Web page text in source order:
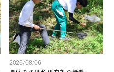
2026/08/06